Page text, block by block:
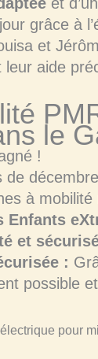
et
grâce à
et
leur aide
le
!
de
à
Enfants
et
:
possible